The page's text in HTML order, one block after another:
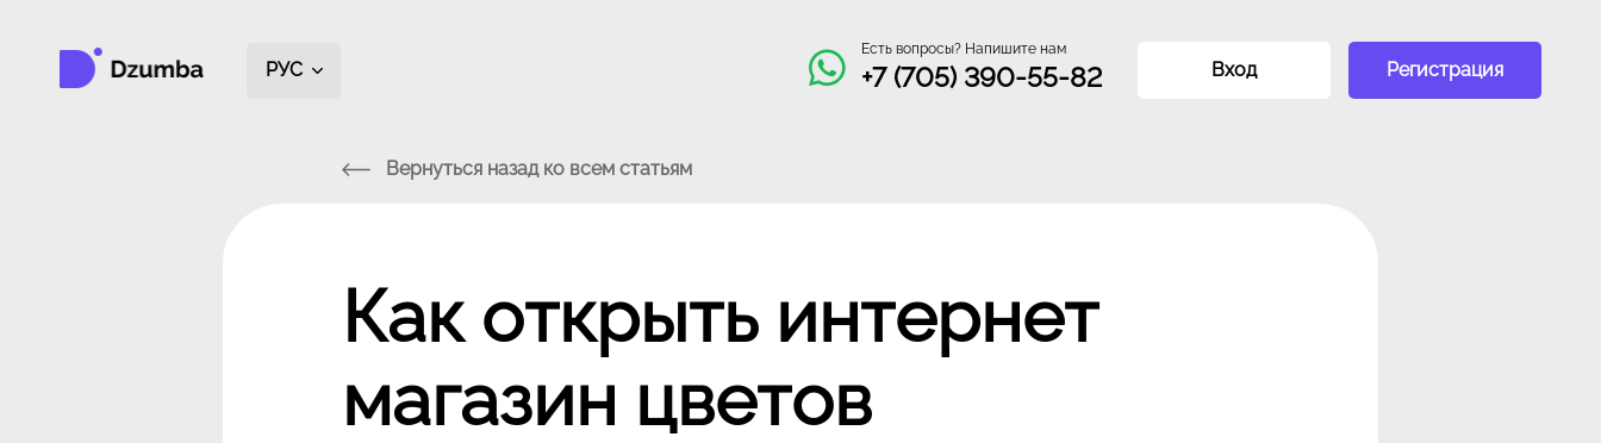
РУС
Есть вопросы? Напишите нам
+7 (705) 390-55-82 Вход Регистрация
Вернуться назад ко всем статьям
Как открыть интернет
магазин цветов